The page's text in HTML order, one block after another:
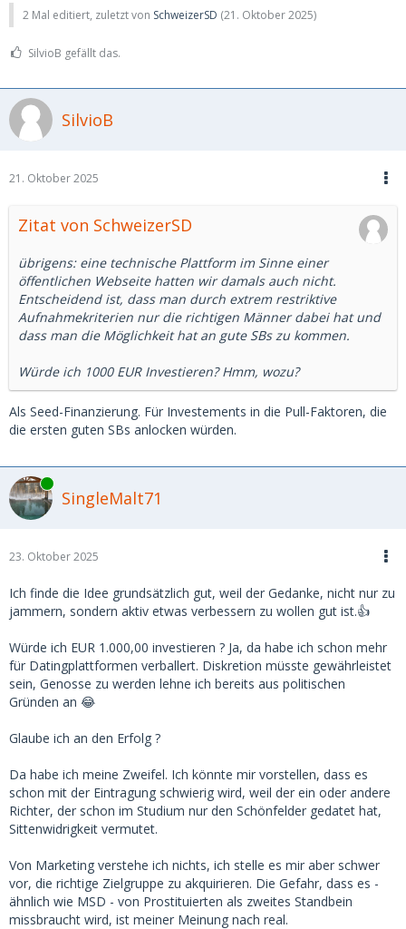
2 Mal editiert, zuletzt von SchweizerSD (21. Oktober 2025)
SilvioB gefällt das.
SilvioB
21. Oktober 2025
Zitat von SchweizerSD
übrigens: eine technische Plattform im Sinne einer
öffentlichen Webseite hatten wir damals auch nicht.
Entscheidend ist, dass man durch extrem restriktive
Aufnahmekriterien nur die richtigen Männer dabei hat und
dass man die Möglichkeit hat an gute SBs zu kommen.
Würde ich 1000 EUR Investieren? Hmm, wozu?
Als Seed-Finanzierung. Für Investements in die Pull-Faktoren, die
die ersten guten SBs anlocken würden.
Online
SingleMalt71
23. Oktober 2025
Ich finde die Idee grundsätzlich gut, weil der Gedanke, nicht nur zu
jammern, sondern aktiv etwas verbessern zu wollen gut ist.👍
Würde ich EUR 1.000,00 investieren ? Ja, da habe ich schon mehr
für Datingplattformen verballert. Diskretion müsste gewährleistet
sein, Genosse zu werden lehne ich bereits aus politischen
Gründen an 😂
Glaube ich an den Erfolg ?
Da habe ich meine Zweifel. Ich könnte mir vorstellen, dass es
schon mit der Eintragung schwierig wird, weil der ein oder andere
Richter, der schon im Studium nur den Schönfelder gedatet hat,
Sittenwidrigkeit vermutet.
Von Marketing verstehe ich nichts, ich stelle es mir aber schwer
vor, die richtige Zielgruppe zu akquirieren. Die Gefahr, dass es -
ähnlich wie MSD - von Prostituierten als zweites Standbein
missbraucht wird, ist meiner Meinung nach real.